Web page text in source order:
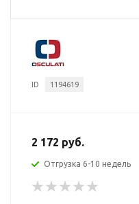
ID 1194619
2 172 руб.
Отгрузка 6-10 недель